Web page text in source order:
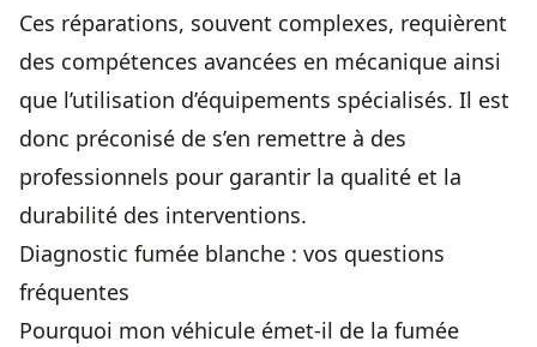
Ces réparations, souvent complexes, requièrent
des compétences avancées en mécanique ainsi
que l’utilisation d’équipements spécialisés. Il est
donc préconisé de s’en remettre à des
professionnels pour garantir la qualité et la
durabilité des interventions.
Diagnostic fumée blanche : vos questions
fréquentes
Pourquoi mon véhicule émet-il de la fumée